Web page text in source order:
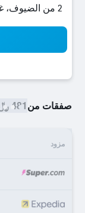
2 من الضيوف، غرفة واحدة
صفقات من481 ﷼
مزود